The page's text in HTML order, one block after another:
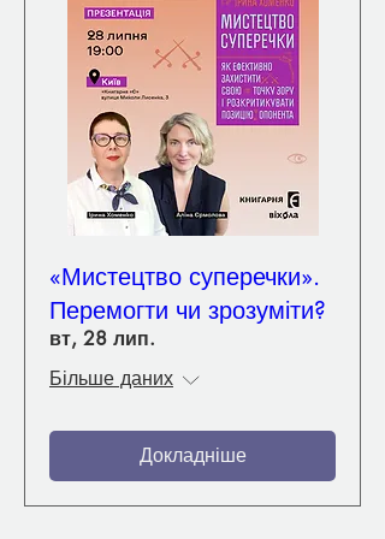
«Мистецтво суперечки».
Перемогти чи зрозуміти?
вт, 28 лип.
Більше даних
Докладніше